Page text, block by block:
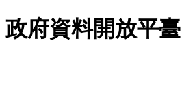
跳至主要內容
政府資料開放平臺